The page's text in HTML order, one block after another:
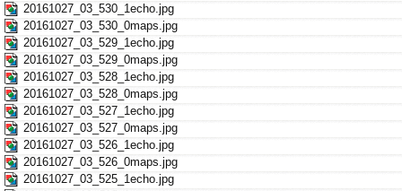
20161027_03_530_1echo.jpg
20161027_03_530_0maps.jpg
20161027_03_529_1echo.jpg
20161027_03_529_0maps.jpg
20161027_03_528_1echo.jpg
20161027_03_528_0maps.jpg
20161027_03_527_1echo.jpg
20161027_03_527_0maps.jpg
20161027_03_526_1echo.jpg
20161027_03_526_0maps.jpg
20161027_03_525_1echo.jpg